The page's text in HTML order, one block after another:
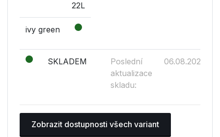
22L
ivy green
SKLADEM
Poslední
aktualizace
skladu:
06.08.2026
Zobrazit dostupnosti všech variant